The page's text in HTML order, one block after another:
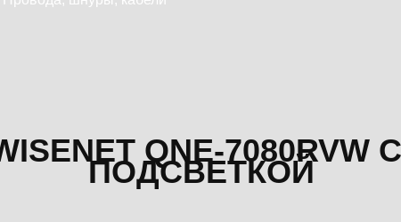
QNE-7080RVW
ПОДСВЕТКОЙ